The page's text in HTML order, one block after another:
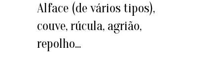
Alface (de vários tipos),
couve, rúcula, agrião,
repolho...